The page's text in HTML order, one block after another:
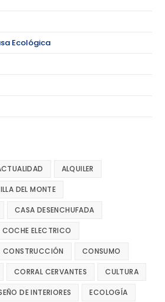
Ecológica
ALQUILER
DEL MONTE
CASA DESENCHUFADA
COCHE ELECTRICO
CONSTRUCCIÓN CONSUMO
CORRAL CERVANTES CULTURA
DE INTERIORES ECOLOGÍA